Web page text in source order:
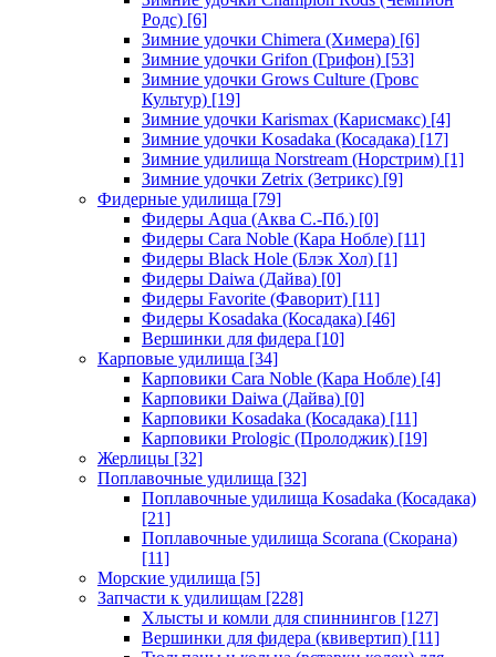
Родс) [6]
Зимние удочки Chimera (Химера) [6]
Зимние удочки Grifon (Грифон) [53]
Зимние удочки Grows Culture (Гровс
Культур) [19]
Зимние удочки Karismax (Карисмакс) [4]
Зимние удочки Kosadaka (Косадака) [17]
Зимние удилища Norstream (Норстрим) [1]
Зимние удочки Zetrix (Зетрикс) [9]
Фидерные удилища [79]
Фидеры Aqua (Аква С.-Пб.) [0]
Фидеры Cara Noble (Кара Нобле) [11]
Фидеры Black Hole (Блэк Хол) [1]
Фидеры Daiwa (Дайва) [0]
Фидеры Favorite (Фаворит) [11]
Фидеры Kosadaka (Косадака) [46]
Вершинки для фидера [10]
Карповые удилища [34]
Карповики Cara Noble (Кара Нобле) [4]
Карповики Daiwa (Дайва) [0]
Карповики Kosadaka (Косадака) [11]
Карповики Prologic (Пролоджик) [19]
Жерлицы [32]
Поплавочные удилища [32]
Поплавочные удилища Kosadaka (Косадака)
[21]
Поплавочные удилища Scorana (Скорана)
[11]
Морские удилища [5]
Запчасти к удилищам [228]
Хлысты и комли для спиннингов [127]
Вершинки для фидера (квивертип) [11]